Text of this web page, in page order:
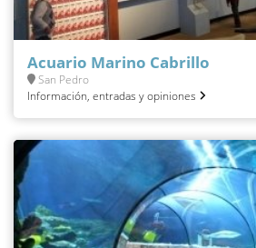
Acuario Marino Cabrillo
San Pedro
Información, entradas y opiniones